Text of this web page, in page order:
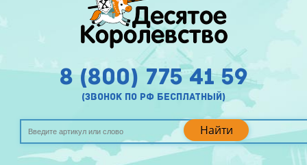
Найти
8 (800) 775 41 59
(звонок по рф бесплатный)